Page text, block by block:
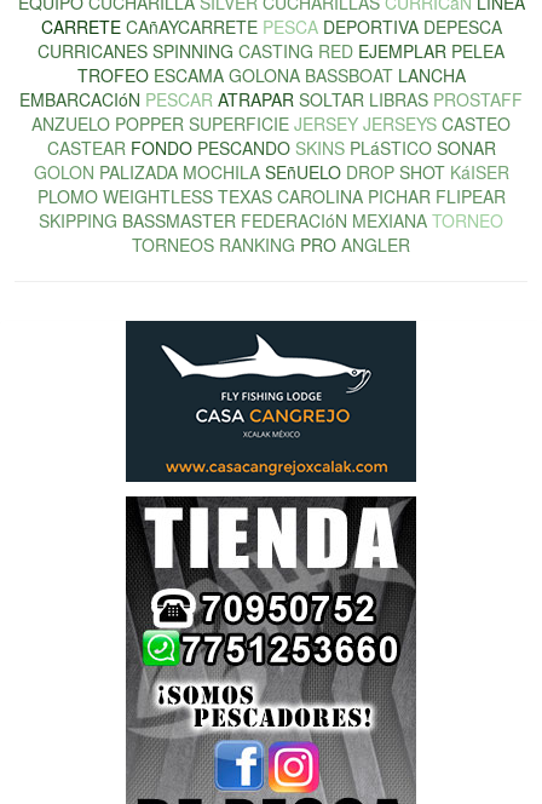
CARRETE CAñAYCARRETE PESCA DEPORTIVA DEPESCA
CURRICANES SPINNING CASTING RED EJEMPLAR PELEA
TROFEO ESCAMA GOLONA BASSBOAT LANCHA
EMBARCACIóN PESCAR ATRAPAR SOLTAR LIBRAS PROSTAFF
ANZUELO POPPER SUPERFICIE JERSEY JERSEYS CASTEO
CASTEAR FONDO PESCANDO SKINS PLáSTICO SONAR
GOLON PALIZADA MOCHILA SEñUELO DROP SHOT KáISER
PLOMO WEIGHTLESS TEXAS CAROLINA PICHAR FLIPEAR
SKIPPING BASSMASTER FEDERACIóN MEXIANA TORNEO
TORNEOS RANKING PRO ANGLER